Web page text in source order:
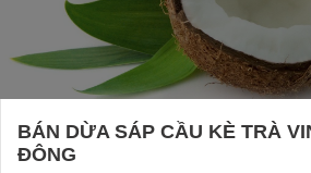
BÁN DỪA SÁP CẦU KÈ TRÀ
ĐÔNG